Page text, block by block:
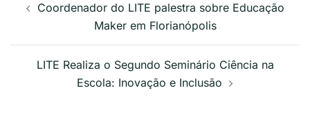
Coordenador do LITE palestra sobre Educação
Maker em Florianópolis
LITE Realiza o Segundo Seminário Ciência na
Escola: Inovação e Inclusão